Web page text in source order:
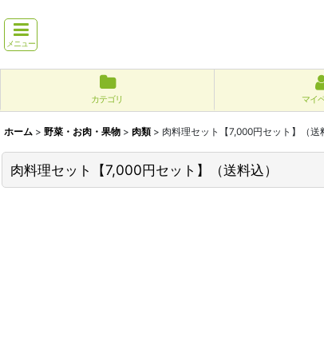
メニュー
カテゴリ マイ
ホーム > 野菜・お肉・果物 > 肉類 > 肉料理セット【7,000円セット】（送
肉料理セット【7,000円セット】（送料込）